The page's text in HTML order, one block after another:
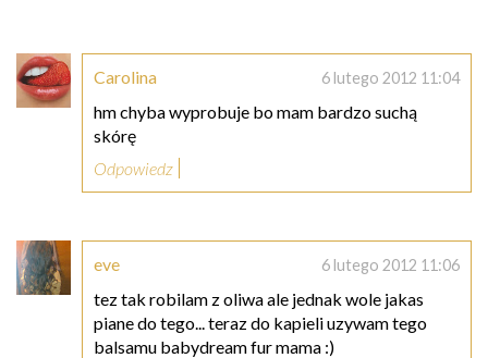
Carolina 6 lutego 2012 11:04
hm chyba wyprobuje bo mam bardzo suchą
skórę
Odpowiedz
eve 6 lutego 2012 11:06
tez tak robilam z oliwa ale jednak wole jakas
piane do tego... teraz do kapieli uzywam tego
balsamu babydream fur mama :)